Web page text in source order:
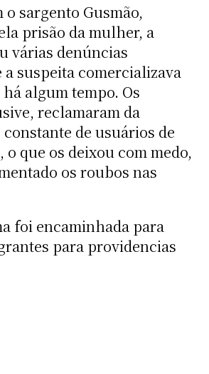
o sargento Gusmão,
prisão da mulher, a
várias denúncias
suspeita comercializava
algum tempo. Os
reclamaram da
de usuários de
que os deixou com medo,
os roubos nas
foi encaminhada para
para providencias